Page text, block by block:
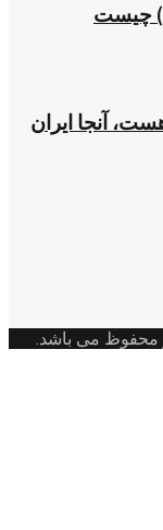
چیست
آنجا ایران
محفوظ می باشد.